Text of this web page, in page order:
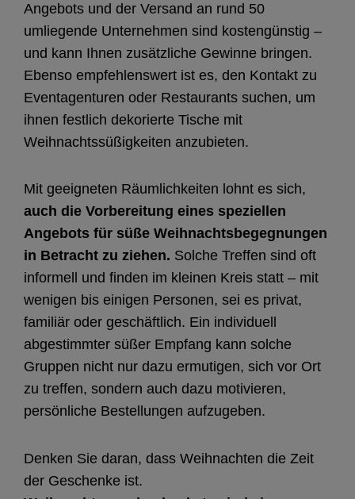
Angebots und der Versand an rund 50
umliegende Unternehmen sind kostengünstig –
und kann Ihnen zusätzliche Gewinne bringen.
Ebenso empfehlenswert ist es, den Kontakt zu
Eventagenturen oder Restaurants suchen, um
ihnen festlich dekorierte Tische mit
Weihnachtssüßigkeiten anzubieten.
Mit geeigneten Räumlichkeiten lohnt es sich,
auch die Vorbereitung eines speziellen
Angebots für süße Weihnachtsbegegnungen
in Betracht zu ziehen. Solche Treffen sind oft
informell und finden im kleinen Kreis statt – mit
wenigen bis einigen Personen, sei es privat,
familiär oder geschäftlich. Ein individuell
abgestimmter süßer Empfang kann solche
Gruppen nicht nur dazu ermutigen, sich vor Ort
zu treffen, sondern auch dazu motivieren,
persönliche Bestellungen aufzugeben.
Denken Sie daran, dass Weihnachten die Zeit
der Geschenke ist.